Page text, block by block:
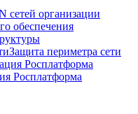
организации
обеспечения
Защита периметра сети
Росплатформа